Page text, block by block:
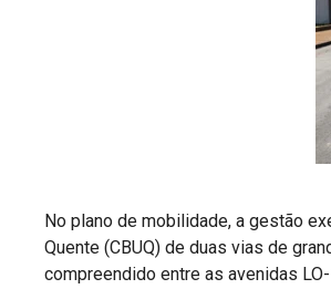
No plano de mobilidade, a gestão
Quente (CBUQ) de duas vias de
compreendido entre as avenidas